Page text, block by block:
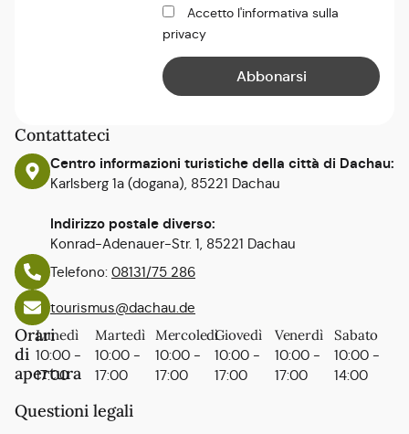
Contattateci
Centro informazioni turistiche della città di Dachau:
Karlsberg 1a (dogana), 85221 Dachau
Indirizzo postale diverso:
Konrad-Adenauer-Str. 1, 85221 Dachau
Telefono: 08131/75 286
tourismus@dachau.de
Orari
di
apertura
Lunedì
10:00 -
17:00
Martedì
10:00 -
17:00
Mercoledì
10:00 -
17:00
Giovedì
10:00 -
17:00
Venerdì
10:00 -
17:00
Sabato
10:00 -
14:00
Questioni legali
Accetto l'informativa sulla
privacy